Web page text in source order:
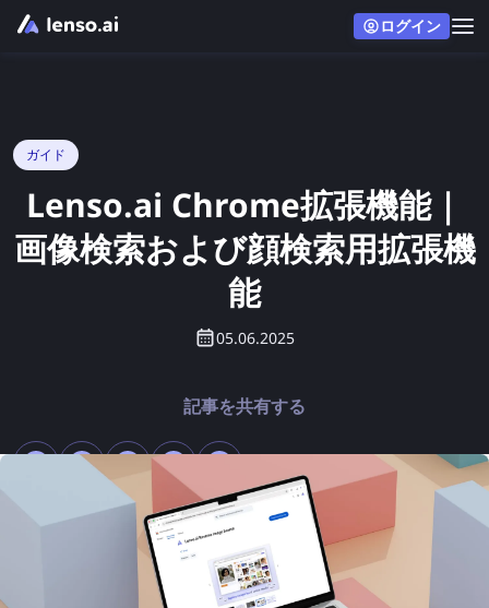
ログイン
ガイド
Lenso.ai Chrome拡張機能｜
画像検索および顔検索用拡張機
能
05.06.2025
記事を共有する